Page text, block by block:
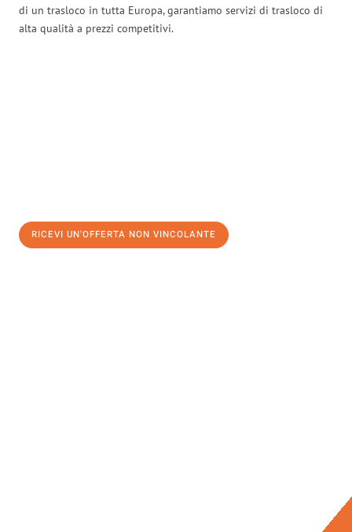
di un trasloco in tutta Europa, garantiamo servizi di trasloco di
alta qualità a prezzi competitivi.
RICEVI UN'OFFERTA NON VINCOLANTE